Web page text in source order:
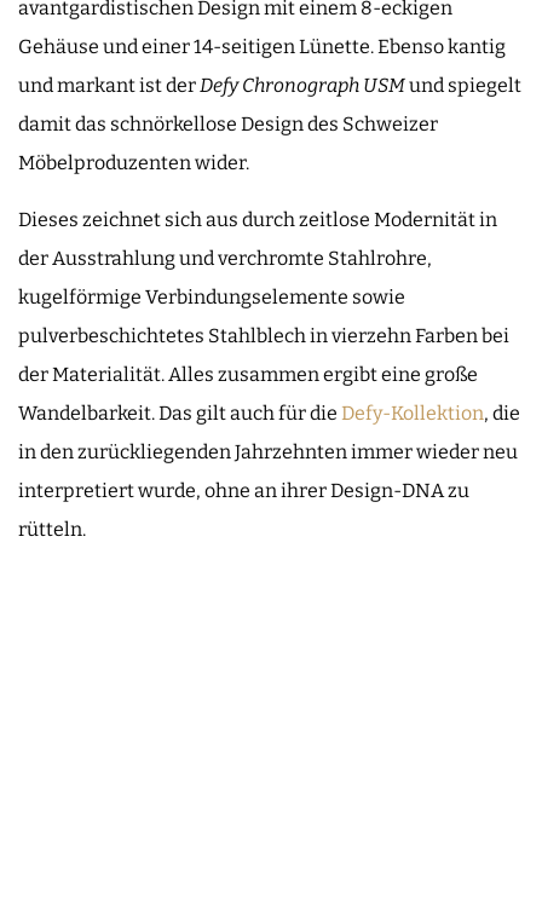
avantgardistischen Design mit einem 8-eckigen
Gehäuse und einer 14-seitigen Lünette. Ebenso kantig
und markant ist derDefy Chronograph USMund spiegelt
damit das schnörkellose Design des Schweizer
Möbelproduzenten wider.
Dieses zeichnet sich aus durch zeitlose Modernität in
der Ausstrahlung und verchromte Stahlrohre,
kugelförmige Verbindungselemente sowie
pulverbeschichtetes Stahlblech in vierzehn Farben bei
der Materialität. Alles zusammen ergibt eine große
Wandelbarkeit. Das gilt auch für die Defy-Kollektion, die
in den zurückliegenden Jahrzehnten immer wieder neu
interpretiert wurde, ohne an ihrer Design-DNA zu
rütteln.